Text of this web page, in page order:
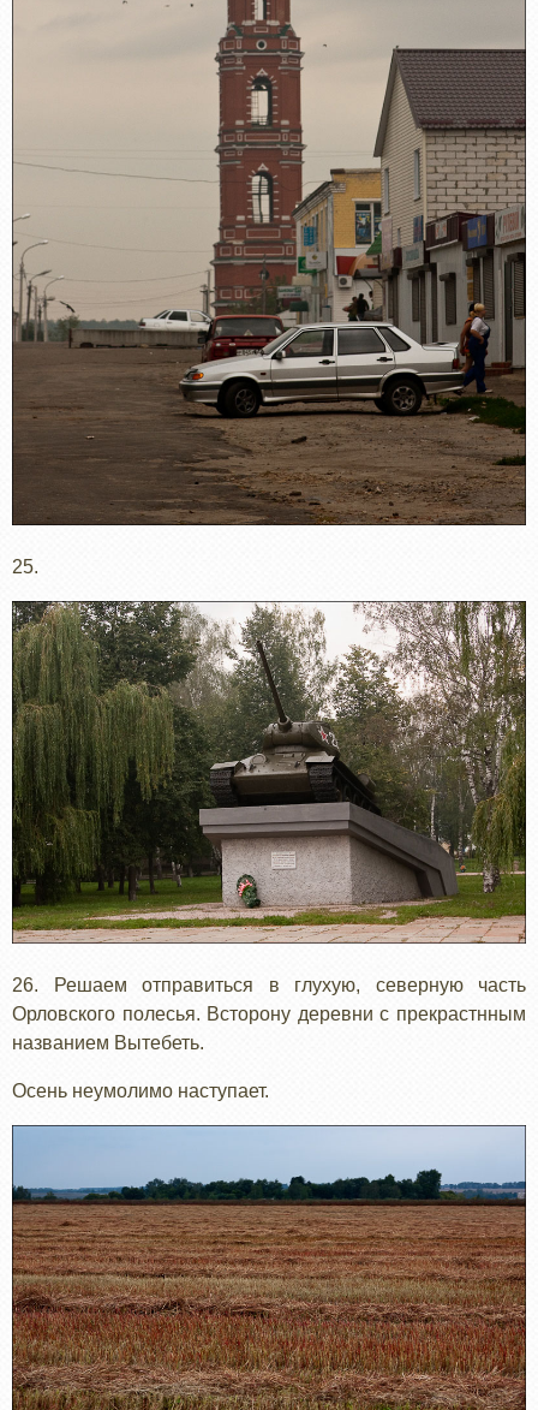
25.
26. Решаем отправиться в глухую, северную часть
Орловского полесья. Всторону деревни с прекрастнным
названием Вытебеть.
Осень неумолимо наступает.